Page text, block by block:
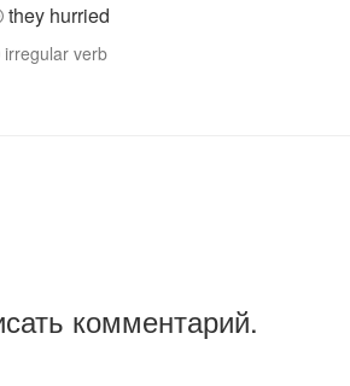
they hurried
irregular verb
комментарий.